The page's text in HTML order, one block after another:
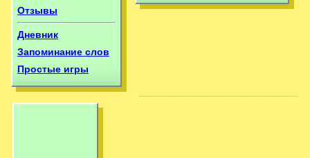
Отзывы
Дневник
Запоминание слов
Простые игры